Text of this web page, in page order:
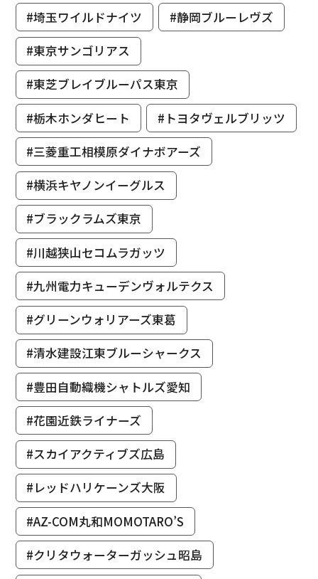
#埼玉ワイルドナイツ
#静岡ブルーレヴズ
#東京サンゴリアス
#東芝ブレイブルーパス東京
#栃木ホンダヒート
#トヨタヴェルブリッツ
#三菱重工相模原ダイナボアーズ
#横浜キヤノンイーグルス
#ブラックラムズ東京
#川越狭山セコムラガッツ
#九州電力キューデンヴォルテクス
#グリーンウォリアーズ東葛
#清水建設江東ブルーシャークス
#豊田自動織機シャトルズ愛知
#花園近鉄ライナーズ
#スカイアクティブズ広島
#レッドハリケーンズ大阪
#AZ-COM丸和MOMOTARO’S
#クリタウォーターガッシュ昭島